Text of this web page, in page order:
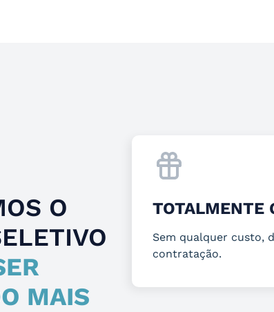
O
MAIS
TOTALMENTE
Sem qualquer custo,
contratação.